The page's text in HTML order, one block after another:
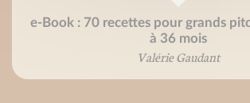
e-Book : 70 recettes pour grands
à 36 mois
Valérie Gaudant